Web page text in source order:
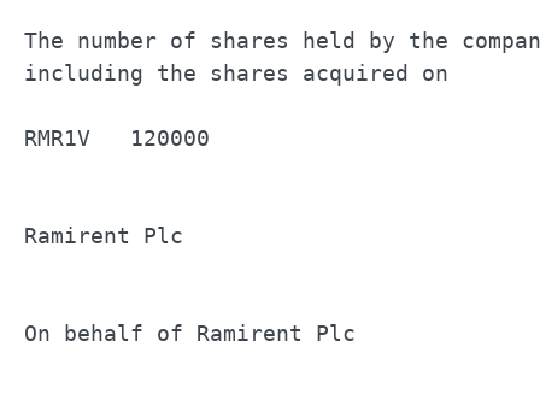
The number of shares held by the
including the shares acquired on 	08 September 2010
RMR1V	120000
Ramirent Plc
On behalf of Ramirent Plc